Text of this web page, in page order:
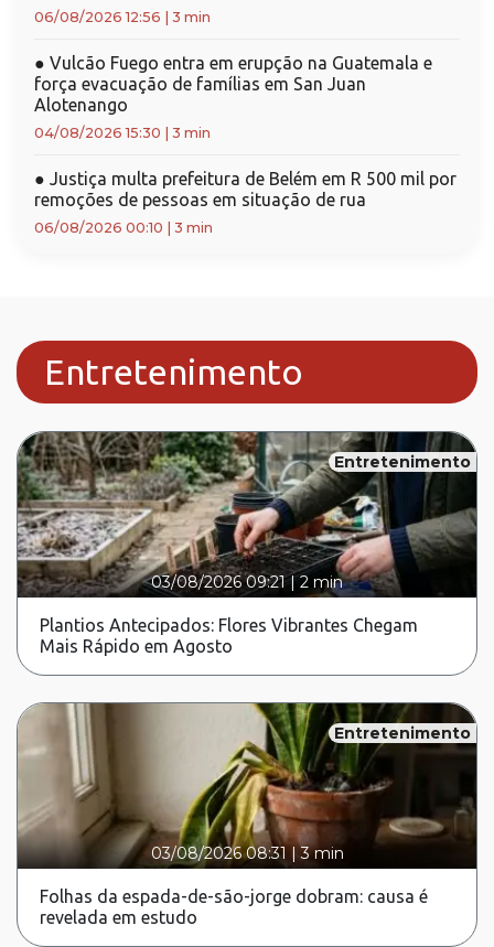
06/08/2026 12:56 3 min
● Vulcão Fuego entra em erupção na Guatemala e
força evacuação de famílias em San Juan
Alotenango
04/08/2026 15:30 3 min
● Justiça multa prefeitura de Belém em R 500 mil por
remoções de pessoas em situação de rua
06/08/2026 00:10 3 min
Entretenimento
Entretenimento
03/08/2026 09:21|2 min
Plantios Antecipados: Flores Vibrantes Chegam
Mais Rápido em Agosto
Entretenimento
03/08/2026 08:31 |3 min
Folhas da espada-de-são-jorge dobram: causa é
revelada em estudo